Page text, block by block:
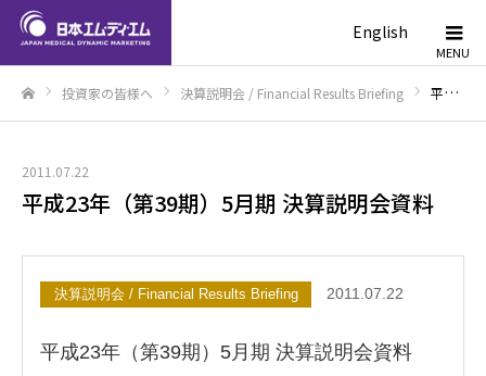
English
投資家の皆様へ 決算説明会 / Financial Results Briefing 平成23年（第39期）5月期 決算説明会資料
2011.07.22
平成23年（第39期）5月期 決算説明会資料
決算説明会 / Financial Results Briefing 2011.07.22
平成23年（第39期）5月期 決算説明会資料